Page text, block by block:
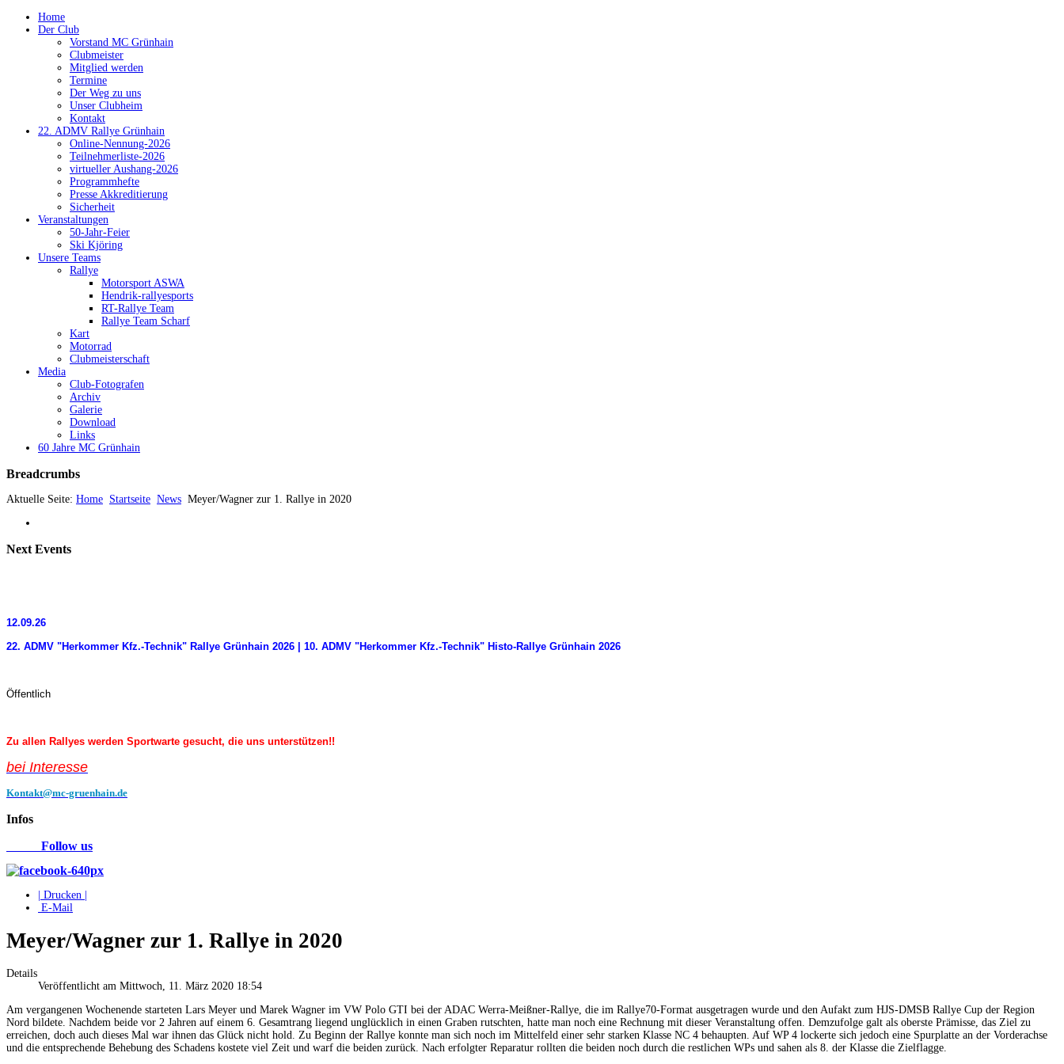
Home
Der Club
Vorstand MC Grünhain
Clubmeister
Mitglied werden
Termine
Der Weg zu uns
Unser Clubheim
Kontakt
22. ADMV Rallye Grünhain
Online-Nennung-2026
Teilnehmerliste-2026
virtueller Aushang-2026
Programmhefte
Presse Akkreditierung
Sicherheit
Veranstaltungen
50-Jahr-Feier
Ski Kjöring
Unsere Teams
Rallye
Motorsport ASWA
Hendrik-rallyesports
RT-Rallye Team
Rallye Team Scharf
Kart
Motorrad
Clubmeisterschaft
Media
Club-Fotografen
Archiv
Galerie
Download
Links
60 Jahre MC Grünhain
Breadcrumbs
Aktuelle Seite: Home Startseite News Meyer/Wagner zur 1. Rallye in 2020
Next Events
12.09.26
22. ADMV "Herkommer Kfz.-Technik" Rallye Grünhain 2026 | 10. ADMV "Herkommer Kfz.-Technik" Histo-Rallye Grünhain 2026
Öffentlich
Zu allen Rallyes werden Sportwarte gesucht, die uns unterstützen!!
bei Interesse
Kontakt@mc-gruenhain.de
Infos
Follow us
| Drucken |
E-Mail
Meyer/Wagner zur 1. Rallye in 2020
Details
Veröffentlicht am Mittwoch, 11. März 2020 18:54
Am vergangenen Wochenende starteten Lars Meyer und Marek Wagner im VW Polo GTI bei der ADAC Werra-Meißner-Rallye, die im Rallye70-Format ausgetragen wurde und den Aufakt zum HJS-DMSB Rallye Cup der Region
Nord bildete. Nachdem beide vor 2 Jahren auf einem 6. Gesamtrang liegend unglücklich in einen Graben rutschten, hatte man noch eine Rechnung mit dieser Veranstaltung offen. Demzufolge galt als oberste Prämisse, das Ziel zu
erreichen, doch auch dieses Mal war ihnen das Glück nicht hold. Zu Beginn der Rallye konnte man sich noch im Mittelfeld einer sehr starken Klasse NC 4 behaupten. Auf WP 4 lockerte sich jedoch eine Spurplatte an der Vorderachse
und die entsprechende Behebung des Schadens kostete viel Zeit und warf die beiden zurück. Nach erfolgter Reparatur rollten die beiden noch durch die restlichen WPs und sahen als 8. der Klasse die Zielflagge.